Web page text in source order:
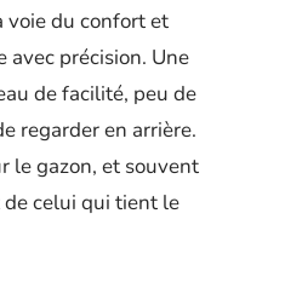
voie du confort et
avec précision. Une
de facilité, peu de
regarder en arrière.
le gazon, et souvent
celui qui tient le